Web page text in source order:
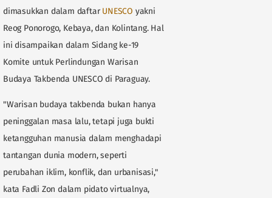
dimasukkan dalam daftar UNESCO yakni
Reog Ponorogo, Kebaya, dan Kolintang. Hal
ini disampaikan dalam Sidang ke-19
Komite untuk Perlindungan Warisan
Budaya Takbenda UNESCO di Paraguay.
"Warisan budaya takbenda bukan hanya
peninggalan masa lalu, tetapi juga bukti
ketangguhan manusia dalam menghadapi
tantangan dunia modern, seperti
perubahan iklim, konflik, dan urbanisasi,"
kata Fadli Zon dalam pidato virtualnya,